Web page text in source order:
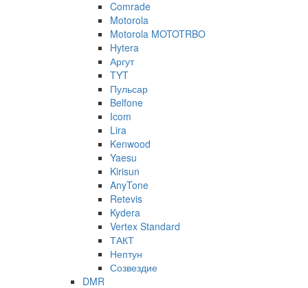
Comrade
Motorola
Motorola MOTOTRBO
Hytera
Аргут
TYT
Пульсар
Belfone
Icom
Lira
Kenwood
Yaesu
Kirisun
AnyTone
Retevis
Kydera
Vertex Standard
ТАКТ
Нептун
Созвездие
DMR